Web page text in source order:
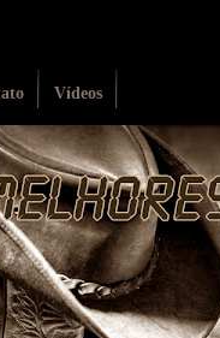
Vídeos